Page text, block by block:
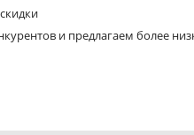
и предлагаем более